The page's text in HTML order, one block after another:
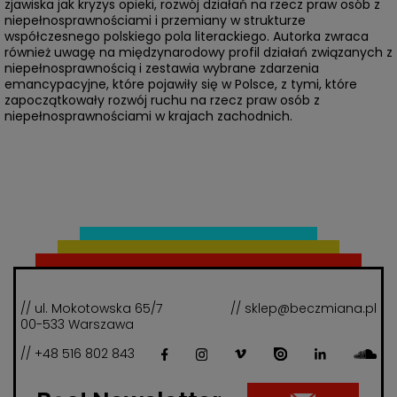
zjawiska jak kryzys opieki, rozwój działań na rzecz praw osób z
niepełnosprawnościami i przemiany w strukturze
współczesnego polskiego pola literackiego. Autorka zwraca
również uwagę na międzynarodowy profil działań związanych z
niepełnosprawnością i zestawia wybrane zdarzenia
emancypacyjne, które pojawiły się w Polsce, z tymi, które
zapoczątkowały rozwój ruchu na rzecz praw osób z
niepełnosprawnościami w krajach zachodnich.
// ul. Mokotowska 65/7
00-533 Warszawa
// sklep@beczmiana.pl
// +48 516 802 843